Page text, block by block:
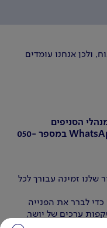
ולכן אנחנו עומדים
מיירת מנכ"ל בהתכתבות ב-WhatsApp במספר 050-
שלנו זמינה עבורך לכל
כדי לברר את הפנייה
ערכים של יושר,